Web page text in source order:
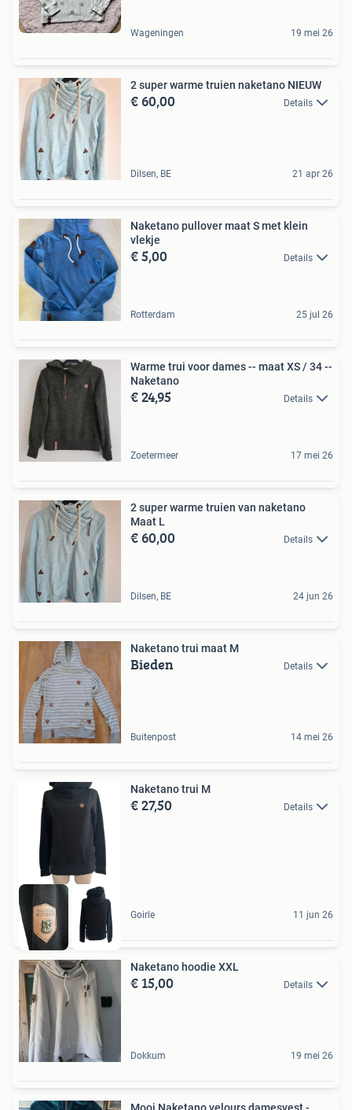
Wageningen 19 mei 26
2 super warme truien naketano NIEUW
€ 60,00 Details
Dilsen, BE 21 apr 26
Naketano pullover maat S met klein
vlekje
€ 5,00 Details
Rotterdam 25 jul 26
Warme trui voor dames -- maat XS / 34 --
Naketano
€ 24,95 Details
Zoetermeer 17 mei 26
2 super warme truien van naketano
Maat L
€ 60,00 Details
Dilsen, BE 24 jun 26
Naketano trui maat M
Bieden Details
Buitenpost 14 mei 26
Naketano trui M
€ 27,50 Details
Goirle 11 jun 26
Naketano hoodie XXL
€ 15,00 Details
Dokkum 19 mei 26